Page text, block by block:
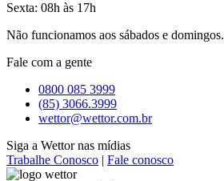
Sexta: 08h às 17h
Não funcionamos aos sábados e domingos.
Fale com a gente
0800 085 3999
(85) 3066.3999
wettor@wettor.com.br
Siga a Wettor nas mídias
Trabalhe Conosco | Fale conosco